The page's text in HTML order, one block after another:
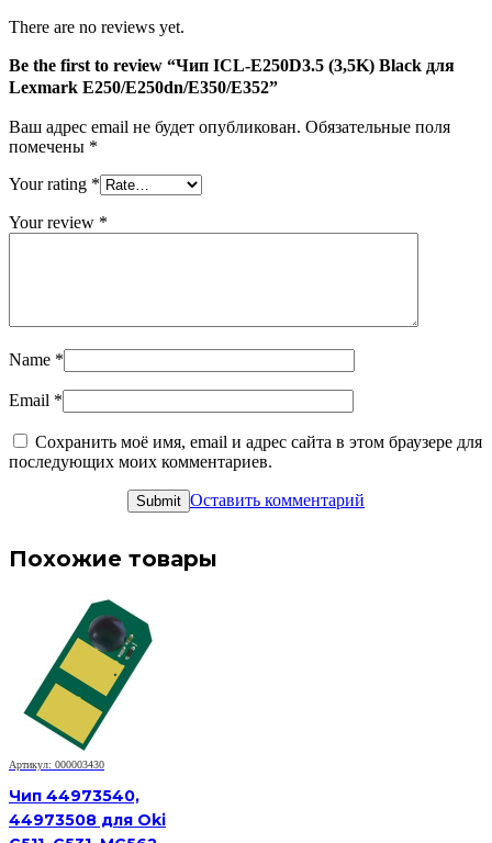
There are no reviews yet.
Be the first to review “Чип ICL-E250D3.5 (3,5K) Black для
Lexmark E250/E250dn/E350/E352”
Ваш адрес email не будет опубликован. Обязательные поля
помечены *
Your rating *
Your review *
Name *
Email *
Сохранить моё имя, email и адрес сайта в этом браузере для
последующих моих комментариев.
Оставить комментарий
Похожие товары
Артикул: 000003430
Чип 44973540,
44973508 для Oki